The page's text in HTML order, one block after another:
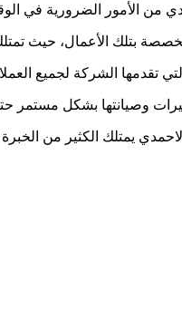
من الأمور الضرورية في
بتلك الأعمال، حيث
تقدمها الشركة لجميع
وصيانتها بشكل مستمر
يمتلك الكثير من